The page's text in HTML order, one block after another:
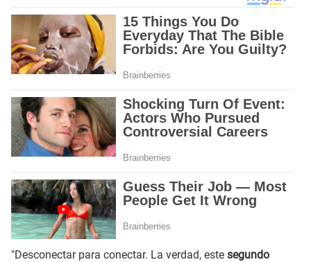
"Desconectar para conectar. La verdad, este segundo